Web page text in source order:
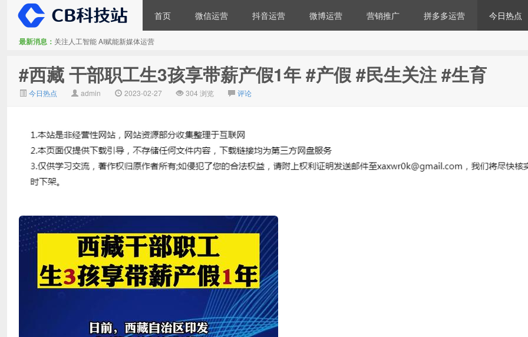
首页 微信运营 抖音运营 微博运营 营销推广 拼多多运营 今日热点
最新消息： 关注人工智能 AI赋能新媒体运营
#西藏 干部职工生3孩享带薪产假1年 #产假 #民生关注 #生育
今日热点 admin 2023-02-27 304 浏览 评论